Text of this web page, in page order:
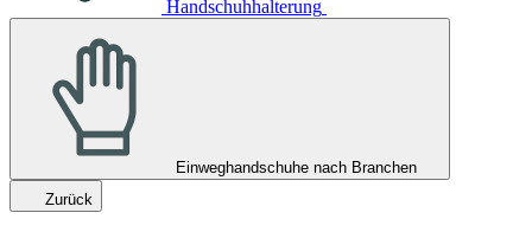
Handschuhhalterung
Einweghandschuhe nach Branchen
Zurück